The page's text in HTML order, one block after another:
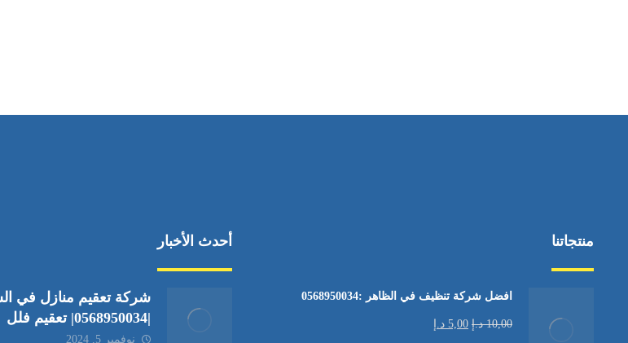
منتجاتنا
افضل شركة تنظيف في الظاهر :0568950034
10,00 د.إ 5,00 د.إ
أحدث الأخبار
شركة تعقيم منازل في
|0568950034| تعقيم فلل
نوفمبر 5, 2024